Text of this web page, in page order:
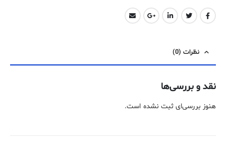
نظرات (0)
نقد و بررسی‌ها
هنوز بررسی‌ای ثبت نشده است.